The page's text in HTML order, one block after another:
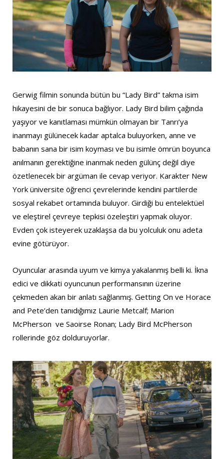
Gerwig filmin sonunda bütün bu “Lady Bird” takma isim
hikayesini de bir sonuca bağlıyor. Lady Bird bilim çağında
yaşıyor ve kanıtlaması mümkün olmayan bir Tanrı’ya
inanmayı gülünecek kadar aptalca buluyorken, anne ve
babanın sana bir isim koyması ve bu isimle ömrün boyunca
anılmanın gerektiğine inanmak neden gülünç değil diye
özetlenecek bir argüman ile cevap veriyor. Karakter New
York üniversite öğrenci çevrelerinde kendini partilerde
sosyal rekabet ortamında buluyor. Girdiği bu entelektüel
ve eleştirel çevreye tepkisi özeleştiri yapmak oluyor.
Evden çok isteyerek uzaklaşsa da bu yolculuk onu adeta
evine götürüyor.
Oyuncular arasında uyum ve kimya yakalanmış belli ki. İkna
edici ve dikkati oyuncunun performansının üzerine
çekmeden akan bir anlatı sağlanmış. Getting On ve Horace
and Pete’den tanıdığımız Laurie Metcalf; Marion
McPherson ve Saoirse Ronan; Lady Bird McPherson
rollerinde göz dolduruyorlar.